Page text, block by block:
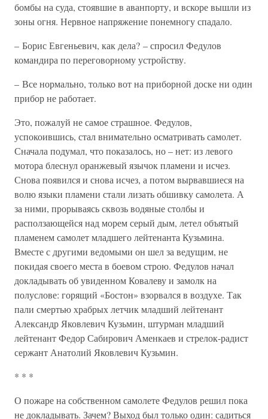
бомбы на суда, стоявшие в аванпорту, и вскоре вышли из
зоны огня. Нервное напряжение понемногу спадало.
– Борис Евгеньевич, как дела? – спросил Федулов
командира по переговорному устройству.
– Все нормально, только вот на приборной доске ни один
прибор не работает.
Это, пожалуй не самое страшное. Федулов,
успокоившись, стал внимательно осматривать самолет.
Сначала подумал, что показалось, но – нет: из левого
мотора блеснул оранжевый язычок пламени и исчез.
Снова появился и снова исчез, а потом вырвавшиеся на
волю языки пламени стали лизать обшивку самолета. А
за ними, прорываясь сквозь водяные столбы и
расползающейся над морем серый дым, летел объятый
пламенем самолет младшего лейтенанта Кузьмина.
Вместе с другими ведомыми он шел за ведущим, не
покидая своего места в боевом строю. Федулов начал
докладывать об увиденном Ковалеву и замолк на
полуслове: горящий «Бостон» взорвался в воздухе. Так
пали смертью храбрых летчик младший лейтенант
Александр Яковлевич Кузьмин, штурман младший
лейтенант Федор Сабирович Аменкаев и стрелок-радист
сержант Анатолий Яковлевич Кузьмин.
* * *
О пожаре на собственном самолете Федулов решил пока
не докладывать. Зачем? Выход был только один: садиться